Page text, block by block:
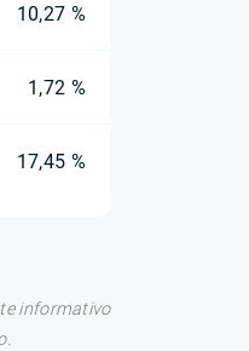
10,27 %
1,72 %
17,45 %
informativo